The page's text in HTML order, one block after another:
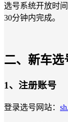
选号系统开放时
30分钟内完成。
二、新车选
1、注册账号
登录选号网站：